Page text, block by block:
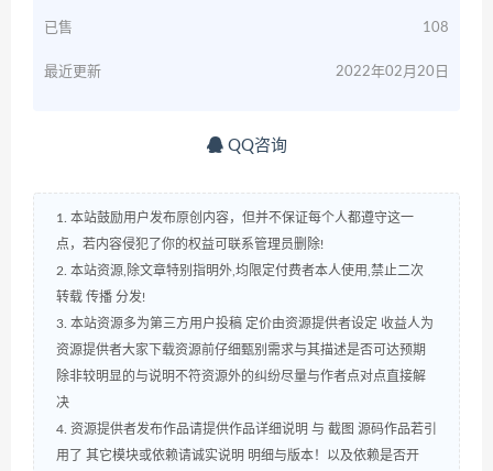
已售 108
最近更新 2022年02月20日
QQ咨询
1. 本站鼓励用户发布原创内容，但并不保证每个人都遵守这一
点，若内容侵犯了你的权益可联系管理员删除!
2. 本站资源,除文章特别指明外,均限定付费者本人使用,禁止二次
转载 传播 分发!
3. 本站资源多为第三方用户投稿 定价由资源提供者设定 收益人为
资源提供者大家下载资源前仔细甄别需求与其描述是否可达预期
除非较明显的与说明不符资源外的纠纷尽量与作者点对点直接解
决
4. 资源提供者发布作品请提供作品详细说明 与 截图 源码作品若引
用了 其它模块或依赖请诚实说明 明细与版本！以及依赖是否开